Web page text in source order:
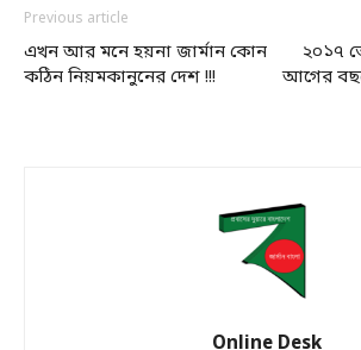
Previous article
এখন আর মনে হয়না জার্মান কোন
কঠিন নিয়মকানুনের দেশ !!!
২০১৭
আগের
Online Desk